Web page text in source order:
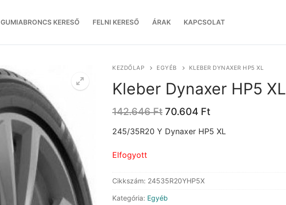
GUMIABRONCS KERESŐ FELNI KERESŐ ÁRAK KAPCSOLAT
KEZDŐLAP EGYÉB KLEBER DYNAXER HP5 XL
Kleber Dynaxer HP5 XL
142.646Ft Original
was:
70.604 FtCurrent
is:
245/35R20 Y Dynaxer HP5 XL
Elfogyott
Cikkszám: 24535R20YHP5X
Kategória: Egyéb